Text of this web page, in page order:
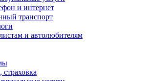
и интернет
транспорт
и автолюбителям